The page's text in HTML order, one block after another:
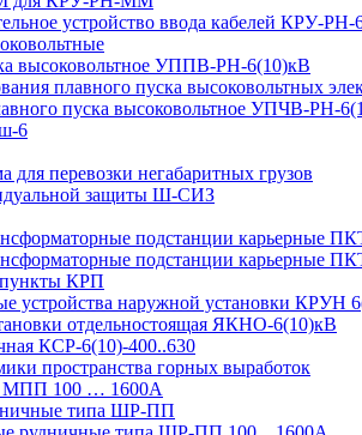
устройство ввода кабелей КРУ-
высоковольтное УППВ-РН-6(10)кВ
плавного пуска высоковольтных
пуска высоковольтное УПЧВ-РН-
6
для перевозки негабаритных грузов
защиты Ш-СИЗ
подстанции карьерные
подстанции
пункты КРП
устройства наружной установки КРУН
отдельностоящая ЯКНО-6(10)кВ
КСР-6(10)-400..630
пространства горных выработок
МПП 100 … 1600А
типа ШР-ПП